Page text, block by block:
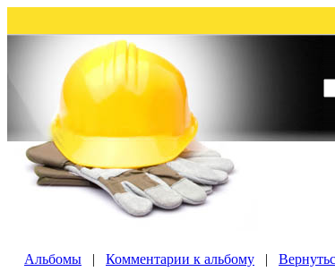
Альбомы | Комментарии к альбому |